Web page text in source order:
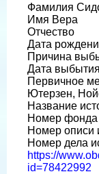
Фамилия
Имя Вера
Отчество
Дата
Причина
Дата
Первичное
Ютерзен,
Название
Номер фонда
Номер описи
Номер дела
https://
id=78422992